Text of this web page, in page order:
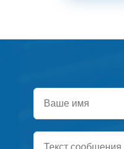
Ваше
имя
Текст